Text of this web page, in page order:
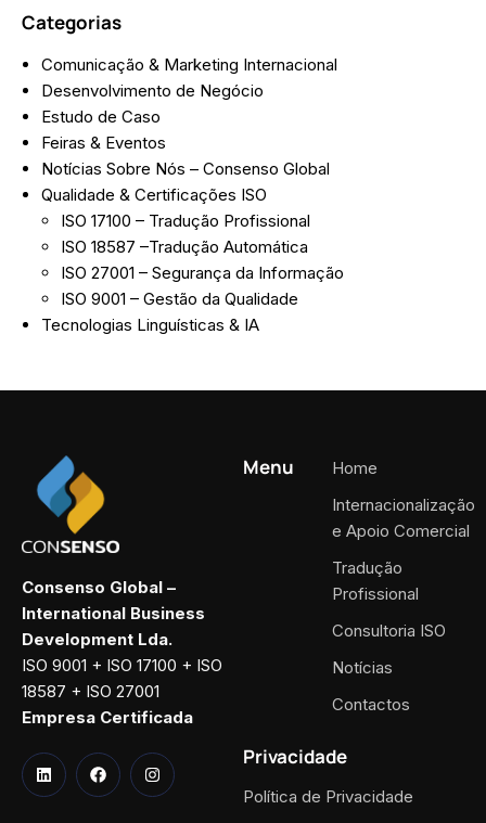
Categorias
Comunicação & Marketing Internacional
Desenvolvimento de Negócio
Estudo de Caso
Feiras & Eventos
Notícias Sobre Nós – Consenso Global
Qualidade & Certificações ISO
ISO 17100 – Tradução Profissional
ISO 18587 –Tradução Automática
ISO 27001 – Segurança da Informação
ISO 9001 – Gestão da Qualidade
Tecnologias Linguísticas & IA
Consenso Global –
International Business
Development Lda.
ISO 9001 + ISO 17100 + ISO
18587 + ISO 27001
Empresa Certificada
Menu
Home
Internacionalização
e Apoio Comercial
Tradução
Profissional
Consultoria ISO
Notícias
Contactos
Privacidade
Política de Privacidade